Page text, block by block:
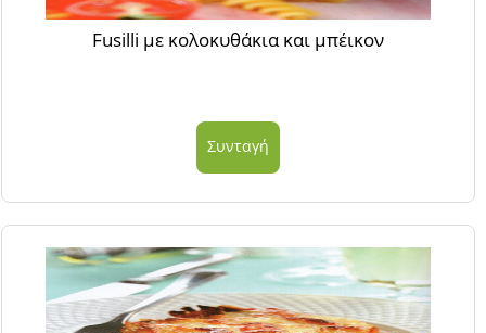
Fusilli με κολοκυθάκια και μπέικον
Συνταγή